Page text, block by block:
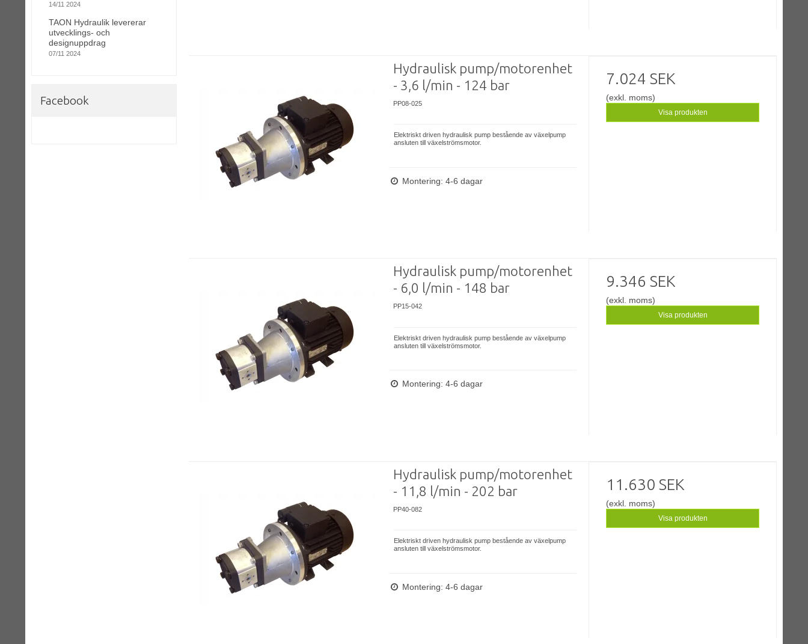
14/11 2024
TAON Hydraulik levererar
utvecklings- och
designuppdrag
07/11 2024
Facebook
Hydraulisk pump/motorenhet
- 3,6 l/min - 124 bar
PP08-025
Elektriskt driven hydraulisk pump bestående av växelpump
ansluten till växelströmsmotor.
Montering: 4-6 dagar
7.024 SEK
(exkl. moms)
Visa produkten
Hydraulisk pump/motorenhet
- 6,0 l/min - 148 bar
PP15-042
Elektriskt driven hydraulisk pump bestående av växelpump
ansluten till växelströmsmotor.
Montering: 4-6 dagar
9.346 SEK
(exkl. moms)
Visa produkten
Hydraulisk pump/motorenhet
- 11,8 l/min - 202 bar
PP40-082
Elektriskt driven hydraulisk pump bestående av växelpump
ansluten till växelströmsmotor.
Montering: 4-6 dagar
11.630 SEK
(exkl. moms)
Visa produkten